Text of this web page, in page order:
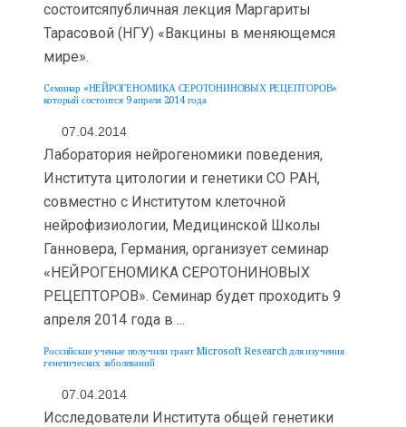
состоитсяпубличная лекция Маргариты
Тарасовой (НГУ) «Вакцины в меняющемся
мире».
Cеминар «НЕЙРОГЕНОМИКА СЕРОТОНИНОВЫХ РЕЦЕПТОРОВ»
который состоится 9 апреля 2014 года
07.04.2014
Лаборатория нейрогеномики поведения,
Института цитологии и генетики СО РАН,
совместно с Институтом клеточной
нейрофизиологии, Медицинской Школы
Ганновера, Германия, организует семинар
«НЕЙРОГЕНОМИКА СЕРОТОНИНОВЫХ
РЕЦЕПТОРОВ». Семинар будет проходить 9
апреля 2014 года в ...
Российские ученые получили грант Microsoft Research для изучения
генетических заболеваний
07.04.2014
Исследователи Института общей генетики